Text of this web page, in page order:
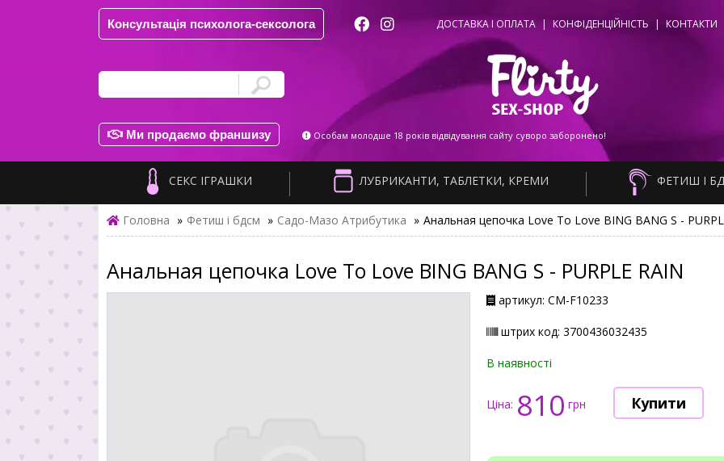
Консультація психолога-сексолога ДОСТАВКА І ОПЛАТА | КОНФІДЕНЦІЙНІСТЬ | КОНТАКТИ
Ми продаємо франшизу Особам молодше 18 років відвідування сайту суворо заборонено!
СЕКС ІГРАШКИ ЛУБРИКАНТИ, ТАБЛЕТКИ, КРЕМИ ФЕТИШ І
Головна » Фетиш і бдсм » Садо-Мазо Атрибутика » Анальная цепочка Love To Love BING BANG S -
Анальная цепочка Love To Love BING BANG S - PURPLE RAIN
артикул: СМ-F10233
штрих код: 3700436032435
В наявності
Ціна: 810 грн